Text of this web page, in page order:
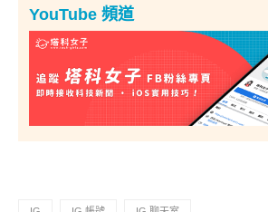
YouTube 頻道